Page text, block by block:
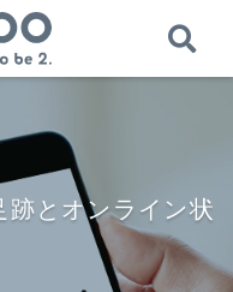
跡とオンライン状